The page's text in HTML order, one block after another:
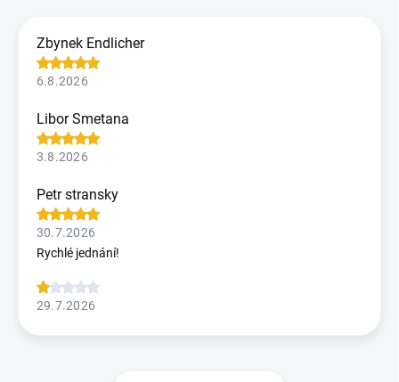
Zbynek Endlicher
6.8.2026
Libor Smetana
3.8.2026
Petr stransky
30.7.2026
Rychlé jednání!
29.7.2026